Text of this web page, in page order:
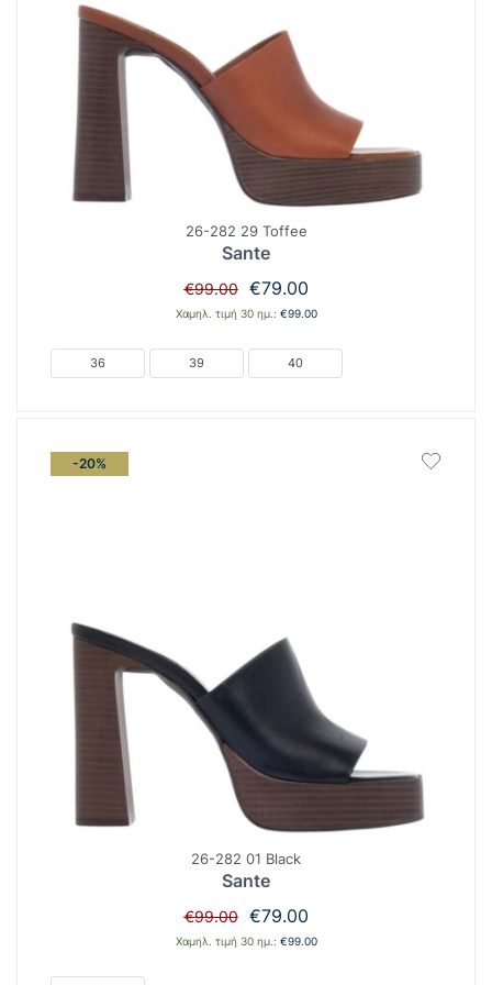
26-282 29 Toffee
Sante
€99.00
Original
price
€99.00.
€79.00Η
τρέχουσα
€79.00.
Χαμηλ. τιμή 30 ημ.: €99.00
36 39 40
-20%
26-282 01 Black
Sante
€99.00
Original
price
€79.00Η
τρέχουσα
Χαμηλ. τιμή 30 ημ.: €99.00